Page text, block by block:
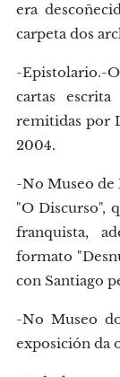
era
carpeta dos
-Epistolario.-
cartas
remitidas por
2004.
-No Museo de
"O Discurso",
franquista,
formato
con Santiago
-No Museo
exposición da